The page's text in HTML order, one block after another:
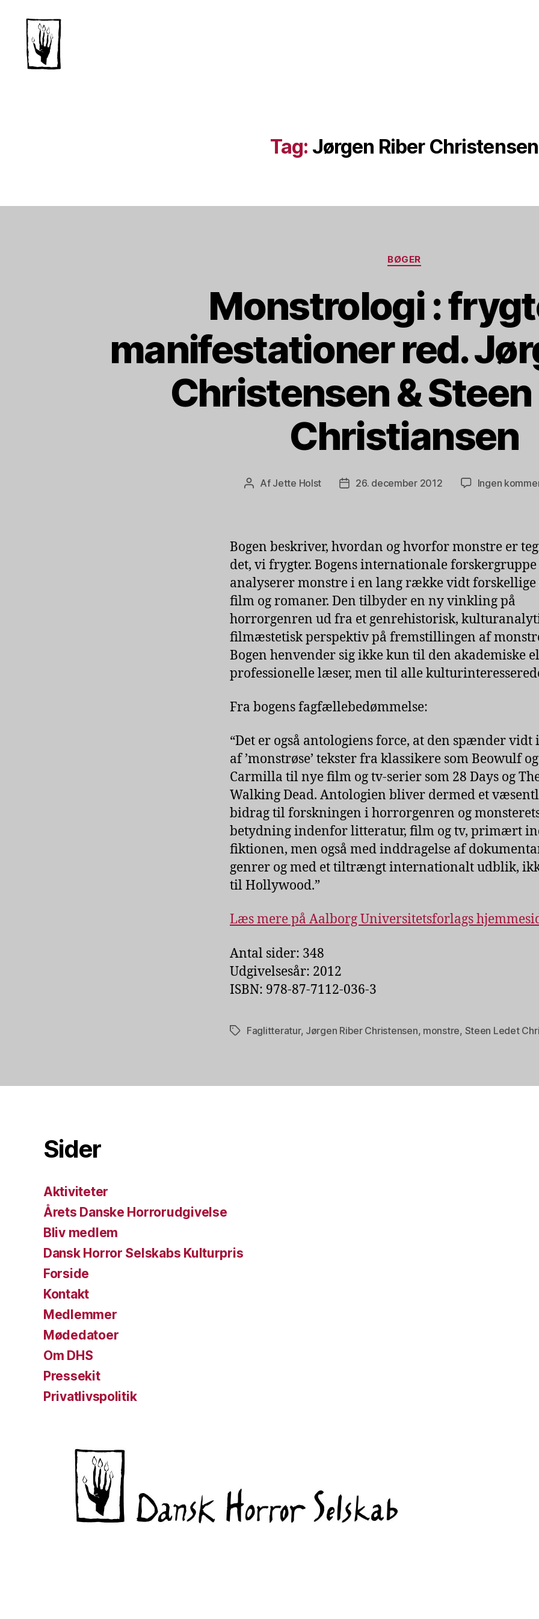
Tag: Jørgen Riber Christensen
Kategorier
BØGER
Monstrologi :
manifestationer red.
Christensen &
Christiansen
Indlægsforfatter
Af Jette Holst Indlægsdato
26. december 2012 Ingen
Bogen beskriver, hvordan og hvorfor monstre er
det, vi frygter. Bogens internationale forskergruppe
analyserer monstre i en lang række vidt forskellige
film og romaner. Den tilbyder en ny vinkling på
horrorgenren ud fra et genrehistorisk,
filmæstetisk perspektiv på fremstillingen af
Bogen henvender sig ikke kun til den akademiske
professionelle læser, men til alle
Fra bogens fagfællebedømmelse:
“Det er også antologiens force, at den spænder vidt
af ’monstrøse’ tekster fra klassikere som Beowulf og
Carmilla til nye film og tv-serier som 28 Days og
Walking Dead. Antologien bliver dermed et
bidrag til forskningen i horrorgenren og
betydning indenfor litteratur, film og tv, primært
fiktionen, men også med inddragelse af
genrer og med et tiltrængt internationalt udblik,
til Hollywood.”
Læs mere på Aalborg Universitetsforlags
Antal sider: 348
Udgivelsesår: 2012
ISBN: 978-87-7112-036-3
TagsFaglitteratur, Jørgen Riber Christensen, monstre, Steen Ledet
Sider
Aktiviteter
Årets Danske Horrorudgivelse
Bliv medlem
Dansk Horror Selskabs Kulturpris
Forside
Kontakt
Medlemmer
Mødedatoer
Om DHS
Pressekit
Privatlivspolitik